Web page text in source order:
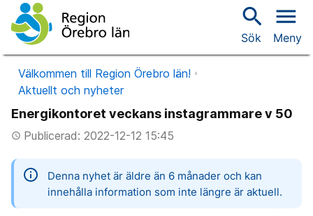
search
Sök
menu
Meny
Välkommen till Region Örebro län!
Aktuellt och nyheter
Energikontoret veckans instagrammare v 50
access_timePublicerad: 2022-12-12 15:45
information
Denna nyhet är äldre än 6 månader och kan
innehålla information som inte längre är aktuell.